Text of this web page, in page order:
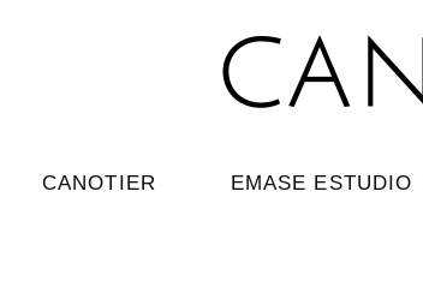
CANOTIER EMASE ESTUDIO